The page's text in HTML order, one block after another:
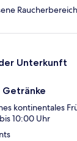
Unterkunft
Getränke
kontinentales
10:00 Uhr